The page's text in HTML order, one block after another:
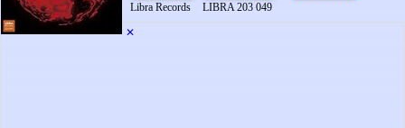
Libra Records
LIBRA 203 049
✕